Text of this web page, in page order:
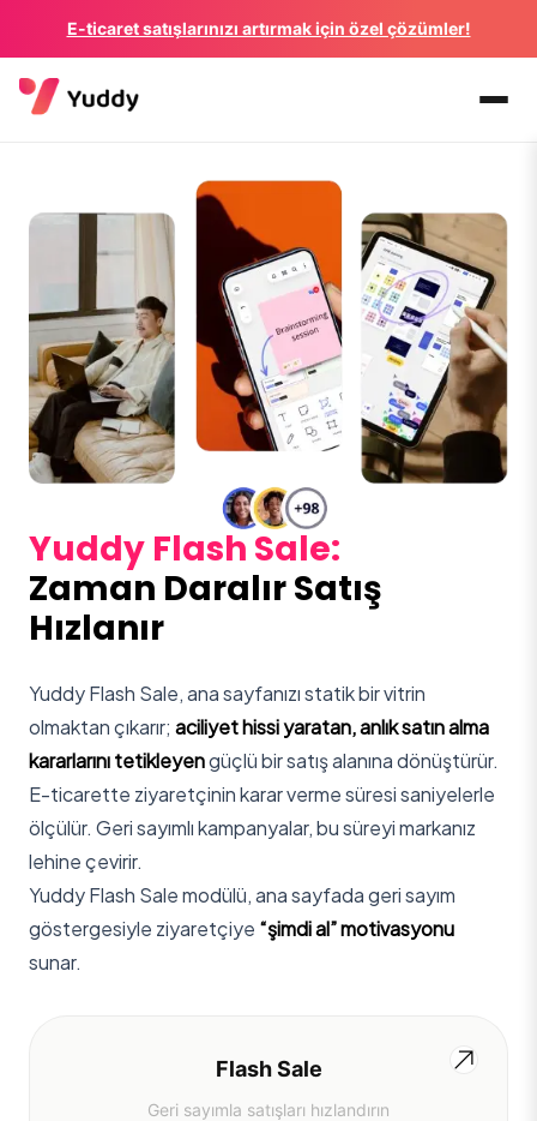
E-ticaret satışlarınızı artırmak için özel çözümler!
Yuddy Flash Sale:
Zaman Daralır Satış
Hızlanır
Yuddy Flash Sale, ana sayfanızı statik bir vitrin
olmaktan çıkarır; aciliyet hissi yaratan, anlık satın alma
kararlarını tetikleyengüçlü bir satış alanına dönüştürür.
E-ticarette ziyaretçinin karar verme süresi saniyelerle
ölçülür. Geri sayımlı kampanyalar, bu süreyi markanız
lehine çevirir.
Yuddy Flash Sale modülü, ana sayfada geri sayım
göstergesiyle ziyaretçiye “şimdi al” motivasyonu
sunar.
Flash Sale
Geri sayımla satışları hızlandırın